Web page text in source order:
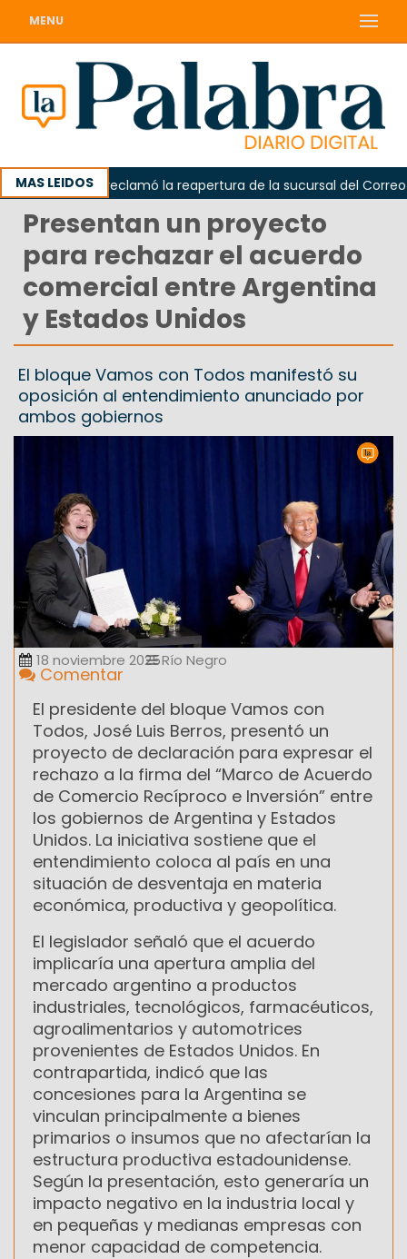
MENU
MAS LEIDOS
Odarda reclamó la reapertura de la sucursal del Correo
Presentan un proyecto
para rechazar el acuerdo
comercial entre Argentina
y Estados Unidos
El bloque Vamos con Todos manifestó su
oposición al entendimiento anunciado por
ambos gobiernos
18 noviembre 2025Río Negro
Comentar
El presidente del bloque Vamos con
Todos, José Luis Berros, presentó un
proyecto de declaración para expresar el
rechazo a la firma del “Marco de Acuerdo
de Comercio Recíproco e Inversión” entre
los gobiernos de Argentina y Estados
Unidos. La iniciativa sostiene que el
entendimiento coloca al país en una
situación de desventaja en materia
económica, productiva y geopolítica.
El legislador señaló que el acuerdo
implicaría una apertura amplia del
mercado argentino a productos
industriales, tecnológicos, farmacéuticos,
agroalimentarios y automotrices
provenientes de Estados Unidos. En
contrapartida, indicó que las
concesiones para la Argentina se
vinculan principalmente a bienes
primarios o insumos que no afectarían la
estructura productiva estadounidense.
Según la presentación, esto generaría un
impacto negativo en la industria local y
en pequeñas y medianas empresas con
menor capacidad de competencia.